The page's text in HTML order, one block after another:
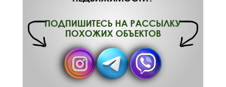
ПОДПИШИТЕСЬ НА РАССЫЛКУ
ПОХОЖИХ ОБЪЕКТОВ